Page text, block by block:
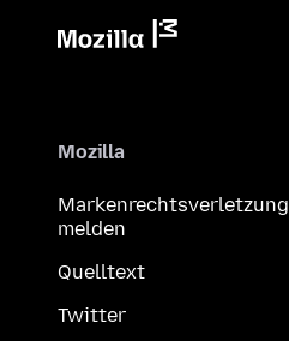
Mozilla
Markenrechtsverletzung
melden
Quelltext
Twitter